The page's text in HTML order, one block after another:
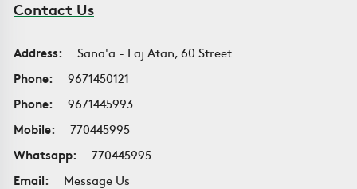
Contact Us
Address:
Sana'a - Faj Atan, 60 Street
Phone:
9671450121
Phone:
9671445993
Mobile:
770445995
Whatsapp:
770445995
Email:
Message Us